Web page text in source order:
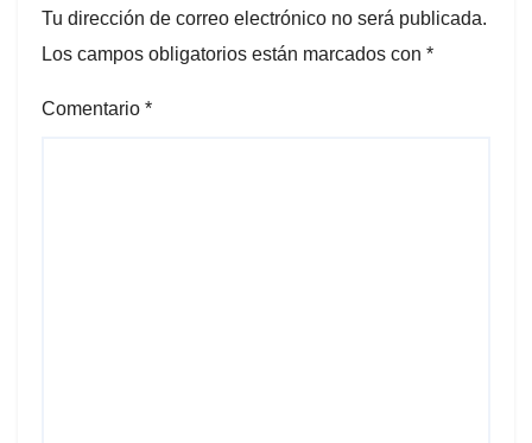
Tu dirección de correo electrónico no será publicada.
Los campos obligatorios están marcados con *
Comentario *